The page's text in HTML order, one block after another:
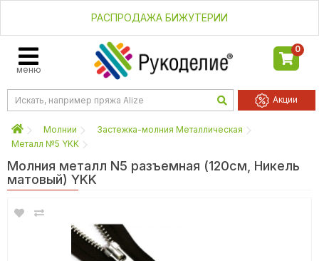
РАСПРОДАЖА БИЖУТЕРИИ
меню
0
Акции
Молнии
Застежка-молния Металлическая
Металл №5 YKK
Молния металл N5 разъемная (120см, Никель
матовый) YKK